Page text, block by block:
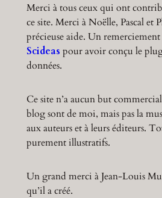
Merci à tous ceux qui ont
ce site. Merci à Noëlle, Pascal et
précieuse aide. Un
Scideas pour avoir conçu le
données.
Ce site n’a aucun but
blog sont de moi, mais pas la
aux auteurs et à leurs éditeurs.
purement illustratifs.
Un grand merci à Jean-Louis
qu’il a créé.